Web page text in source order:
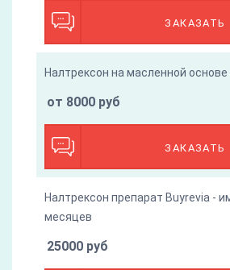
ЗАКАЗАТЬ
Налтрексон на масленной
ЗАКАЗАТЬ
от 8000 руб
Налтрексон препарат Buyrevia -
месяцев
25000 руб